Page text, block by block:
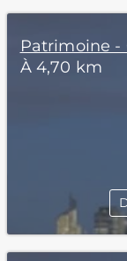
Patrimoine -
À 4,70 km